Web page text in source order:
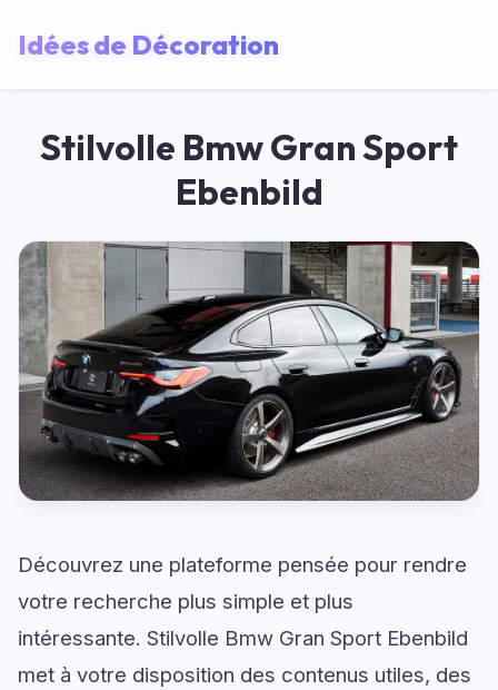
Idées de Décoration
Stilvolle Bmw Gran Sport
Ebenbild
Découvrez une plateforme pensée pour rendre
votre recherche plus simple et plus
intéressante. Stilvolle Bmw Gran Sport Ebenbild
met à votre disposition des contenus utiles, des